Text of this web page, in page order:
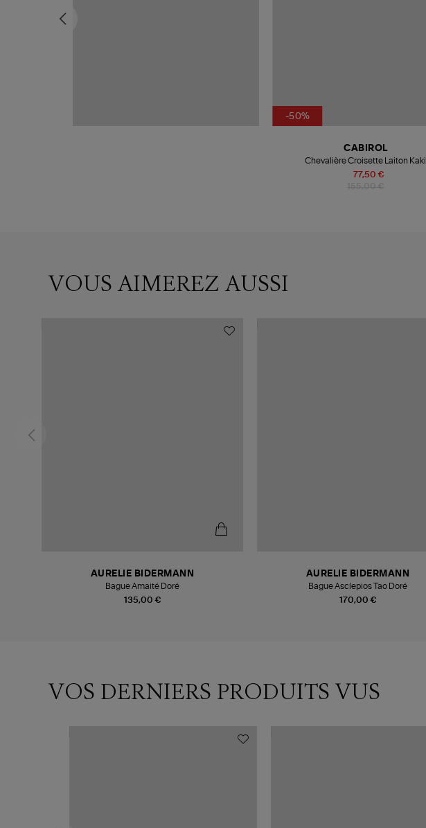
-50%
77,50 €
CABIROL
Chevalière Croisette Laiton Kaki
VOUS AIMEREZ AUSSI
135,00 €
AURELIE BIDERMANN
Bague Amaité Doré
170,00 €
AURELIE BIDERMANN
Bague Asclepios Tao Doré
VOS DERNIERS PRODUITS VUS